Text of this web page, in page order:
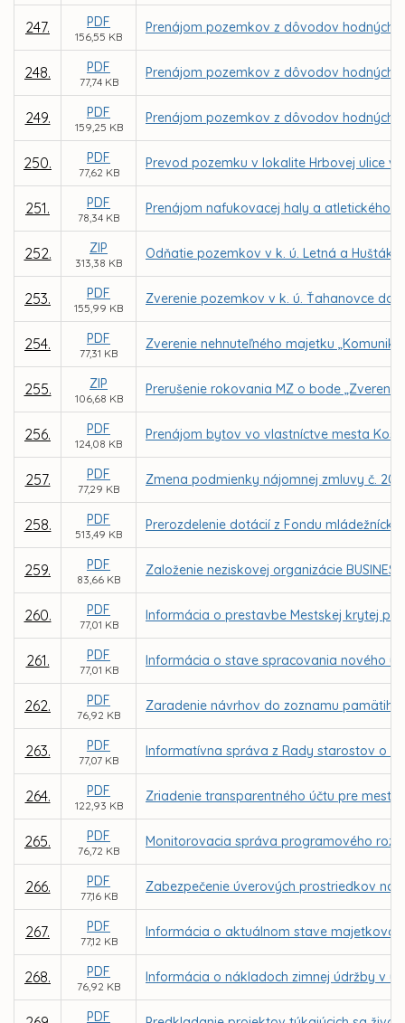
247. PDF
156,55 KB
Prenájom pozemkov z dôvodov hodných
248. PDF
77,74 KB
Prenájom pozemkov z dôvodov hodných
249. PDF
159,25 KB
Prenájom pozemkov z dôvodov hodných
250. PDF
77,62 KB
Prevod pozemku v lokalite Hrbovej ulice v
251. PDF
78,34 KB
Prenájom nafukovacej haly a atletického
252. ZIP
313,38 KB
Odňatie pozemkov v k. ú. Letná a
253. PDF
155,99 KB
Zverenie pozemkov v k. ú. Ťahanovce do
254. PDF
77,31 KB
Zverenie nehnuteľného majetku
255. ZIP
106,68 KB
Prerušenie rokovania MZ o bode
256. PDF
124,08 KB
Prenájom bytov vo vlastníctve mesta
257. PDF
77,29 KB
Zmena podmienky nájomnej zmluvy č.
258. PDF
513,49 KB
Prerozdelenie dotácií z Fondu
259. PDF
83,66 KB
Založenie neziskovej organizácie
260. PDF
77,01 KB
Informácia o prestavbe Mestskej krytej
261. PDF
77,01 KB
Informácia o stave spracovania nového
262. PDF
76,92 KB
Zaradenie návrhov do zoznamu
263. PDF
77,07 KB
Informatívna správa z Rady starostov o
264. PDF
122,93 KB
Zriadenie transparentného účtu pre
265. PDF
76,72 KB
Monitorovacia správa programového
266. PDF
77,16 KB
Zabezpečenie úverových prostriedkov na
267. PDF
77,12 KB
Informácia o aktuálnom stave
268. PDF
76,92 KB
Informácia o nákladoch zimnej údržby v
PDF